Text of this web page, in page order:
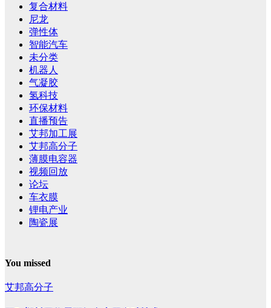
复合材料
尼龙
弹性体
智能汽车
未分类
机器人
气凝胶
氢科技
环保材料
直播预告
艾邦加工展
艾邦高分子
薄膜电容器
视频回放
论坛
车衣膜
锂电产业
陶瓷展
You missed
艾邦高分子